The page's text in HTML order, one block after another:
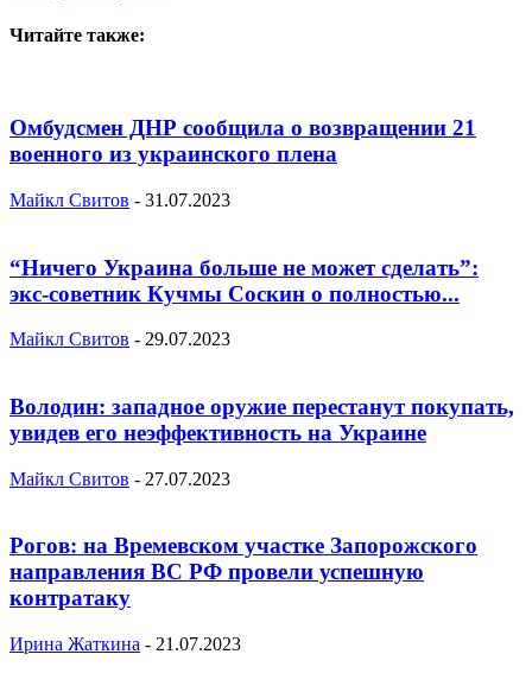
Читайте также:
Омбудсмен ДНР сообщила о возвращении 21
военного из украинского плена
Майкл Свитов - 31.07.2023
“Ничего Украина больше не может сделать”:
экс-советник Кучмы Соскин о полностью...
Майкл Свитов - 29.07.2023
Володин: западное оружие перестанут покупать,
увидев его неэффективность на Украине
Майкл Свитов - 27.07.2023
Рогов: на Времевском участке Запорожского
направления ВС РФ провели успешную
контратаку
Ирина Жаткина - 21.07.2023